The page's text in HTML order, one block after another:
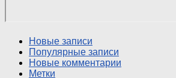
Новые записи
Популярные записи
Новые комментарии
Метки